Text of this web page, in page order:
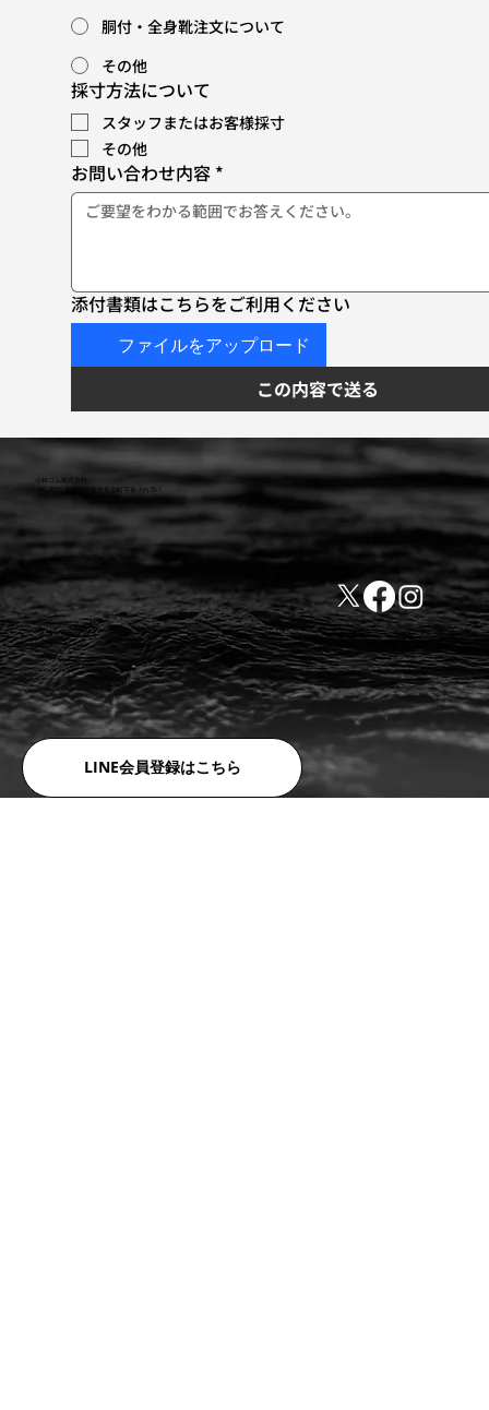
胴付・全身靴注文について
その他
採寸方法について
スタッフまたはお客様採寸
その他
お問い合わせ内容 *
添付書類はこちらをご利用ください
ファイルをアップロード
この内容で送る
LINE会員登録はこちら
小林ゴム株式会社
441-8016 愛知県豊橋市新栄町字東小向76-1
TEL:0532-31-4646
FAX:0532-32-6810
​会社概要
​利用規約